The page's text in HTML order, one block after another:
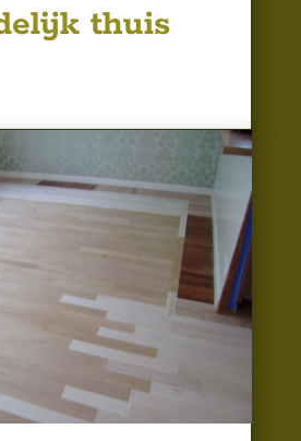
thuis